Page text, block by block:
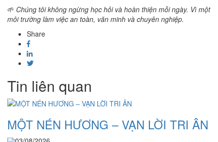
🌱 Chúng tôi không ngừng học hỏi và hoàn thiện mỗi ngày. Vì một
môi trường làm việc an toàn, văn minh và chuyên nghiệp.
Share
Tin liên quan
MỘT NÉN HƯƠNG – VẠN LỜI TRI ÂN